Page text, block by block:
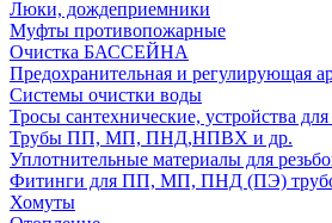
Люки, дождеприемники
Муфты противопожарные
Очистка БАССЕЙНА
Предохранительная и регулирующая
Системы очистки воды
Тросы сантехнические, устройства
Трубы ПП, МП, ПНД,НПВХ и др.
Уплотнительные материалы для
Фитинги для ПП, МП, ПНД (ПЭ)
Хомуты